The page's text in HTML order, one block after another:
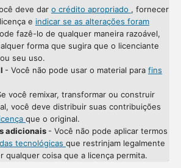
deve dar o crédito apropriado , fornecer
e indicar se as alterações foram
fazê-lo de qualquer maneira razoável,
forma que sugira que o licenciante
seu uso.
- Você não pode usar o material para fins
você remixar, transformar ou construir
você deve distribuir suas contribuições
que o original.
adicionais - Você não pode aplicar termos
tecnológicas que restrinjam legalmente
qualquer coisa que a licença permita.